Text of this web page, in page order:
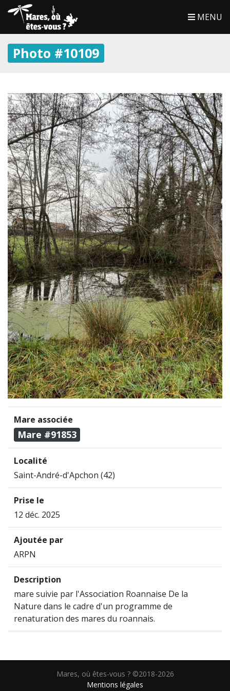
MENU
Photo #10109
Mare associée
Mare #91853
Localité
Saint-André-d'Apchon (42)
Prise le
12 déc. 2025
Ajoutée par
ARPN
Description
mare suivie par l'Association Roannaise De la
Nature dans le cadre d'un programme de
renaturation des mares du roannais.
Mares, où êtes-vous ? ©2018-2026
Mentions légales